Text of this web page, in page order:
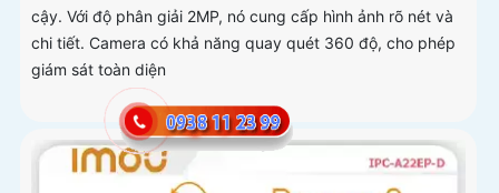
cậy. Với độ phân giải 2MP, nó cung cấp hình ảnh rõ nét và
chi tiết. Camera có khả năng quay quét 360 độ, cho phép
giám sát toàn diện